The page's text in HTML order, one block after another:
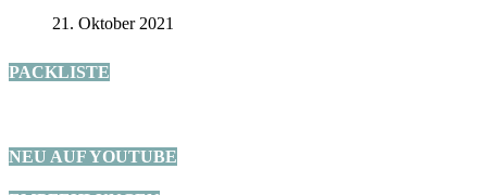
21. Oktober 2021
PACKLISTE
NEU AUF YOUTUBE